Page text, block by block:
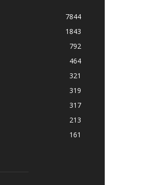
7844
1843
792
464
321
319
317
213
161